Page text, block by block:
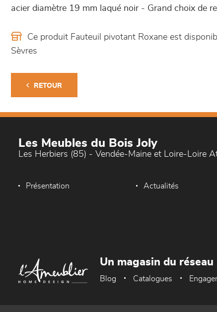
acier diamètre 19 mm laqué noir - Grand choix de
Ce produit Fauteuil pivotant Roxane est
Sèvres
RETOUR
Les Meubles du Bois Joly
Les Herbiers (85) - Vendée-Maine et Loire-Loire
Présentation Actualités
Un magasin du
Blog Catalogues